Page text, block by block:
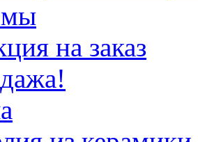
на заказ